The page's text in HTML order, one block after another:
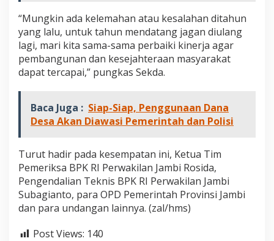
L
e
b
i
h
B
k
“Mungkin ada kelemahan atau kesalahan ditahun
yang lalu, untuk tahun mendatang jagan diulang
lagi, mari kita sama-sama perbaiki kinerja agar
pembangunan dan kesejahteraan masyarakat
dapat tercapai,” pungkas Sekda.
Baca Juga : Siap-Siap, Penggunaan Dana
Desa Akan Diawasi Pemerintah dan Polisi
Turut hadir pada kesempatan ini, Ketua Tim
Pemeriksa BPK RI Perwakilan Jambi Rosida,
Pengendalian Teknis BPK RI Perwakilan Jambi
Subagianto, para OPD Pemerintah Provinsi Jambi
dan para undangan lainnya. (zal/hms)
Post Views: 140